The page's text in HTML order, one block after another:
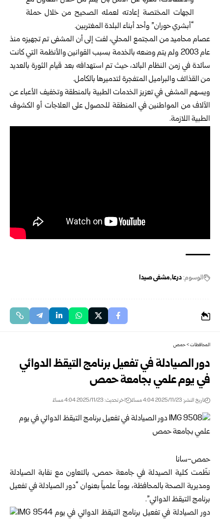
الجهات المختصة إعادته لعمله الصحيح من خلال حملة
“أبشري حوران” وأحد أبناء البلدة المغتربين.
عصام محاميد من المجتمع المحلي، لفت إلى أن المشفى تم تجهيزه منذ
عام 2003 ولم يتم وضعه بالخدمة بسبب القوانين والأنظمة التي كانت
سائدة في زمن النظام البائد، حيث تم استهدافه بعد قيام الثورة بالعديد
من القذائف والبراميل المتفجرة لتدميرها بالكامل.
ويسهم المشفى في تعزيز الخدمات الطبية بالمنطقة وتخفيف الأعباء عن
الآلاف من المواطنين في المنطقة للحصول على العلاجات أو الكشوف
الطبية اللازمة.
الوسوم:درعا مشفى صيدا
المحافظات>حمص
دور الصيادلة في تفعيل برنامج التيقظ الدوائي
في يوم علمي بجامعة حمص
تاريخ النشر: 2025/11/23 4:04 مساءً اخر تحديث: 2025/11/23 4:04 مساءً
حمص-سانا
نظّمت كلية الصيدلة في جامعةحمص، بالتعاون مع نقابة الصيادلة
ومديرية الصحة بالمحافظة، يوماً علمياً بعنوان “دور الصيادلة في تفعيل
برنامج التيقظ الدوائي”.